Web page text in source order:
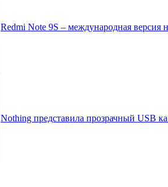
Redmi Note 9S – международная версия
Nothing представила прозрачный USB